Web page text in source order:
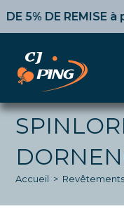
REMISEà partir de
Accueil > Revêtements